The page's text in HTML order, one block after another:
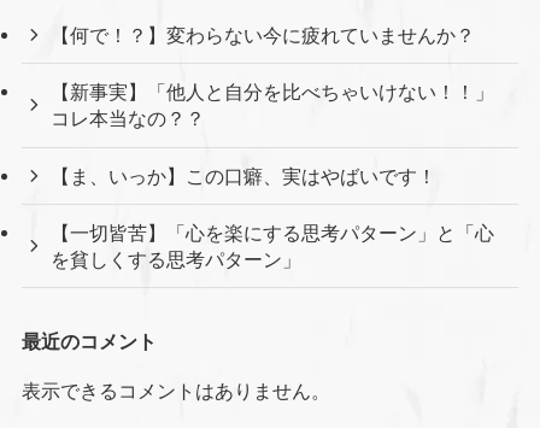
【何で！？】変わらない今に疲れていませんか？
【新事実】「他人と自分を比べちゃいけない！！」
コレ本当なの？？
【ま、いっか】この口癖、実はやばいです！
【一切皆苦】「心を楽にする思考パターン」と「心
を貧しくする思考パターン」
最近のコメント
表示できるコメントはありません。